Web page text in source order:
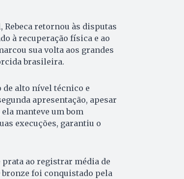
retornou às disputas
à recuperação física e ao
sua volta aos grandes
brasileira.
alto nível técnico e
apresentação, apesar
manteve um bom
execuções, garantiu o
prata ao registrar média de
bronze foi conquistado pela